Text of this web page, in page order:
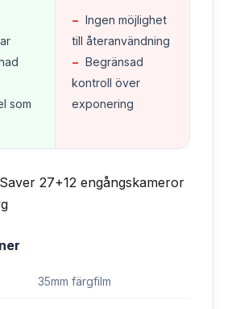
som
− Ingen möjlighet
till återanvändning
− Begränsad
kontroll över
exponering
35mm färgfilm